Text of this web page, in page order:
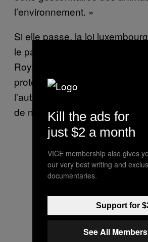
l’environnement. »
Si elle passe, la loi
le pays aux côtés de
Royaume-Uni, les pays parmi
protecteurs des animaux
l’autre côté du spectre, on
de nombreux pays du
Kill the ads for
just $2 a month
VICE membership also gives
our very best writing and
documentaries.
Support for
See All